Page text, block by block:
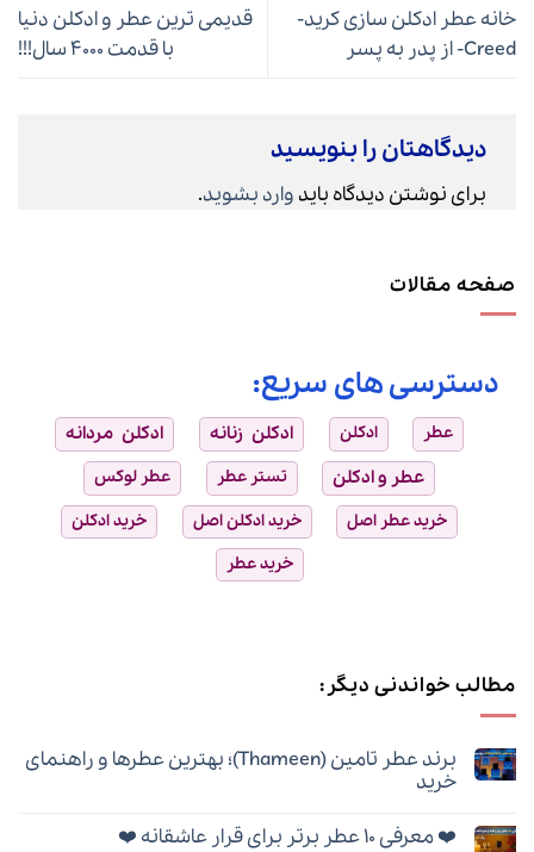
خانه عطر ادکلن سازی کرید-
Creed- از پدر به پسر
قدیمی ترین عطر و ادکلن دنیا
با قدمت 4000 سال!!!
دیدگاهتان را بنویسید
برای نوشتن دیدگاه باید وارد بشوید.
صفحه مقالات
دسترسی های سریع:
عطر ادکلن ادکلن زنانه
ادکلن مردانه
عطر و ادکلن
تستر عطر
عطر لوکس
خرید عطر اصل
خرید ادکلن اصل
خرید ادکلن
خرید عطر
مطالب خواندنی دیگر:
برند عطر تامین (Thameen)؛ بهترین عطرها و راهنمای
خرید
برای
ثبت
❤️ معرفی ۱۰ عطر برتر برای قرار عاشقانه ❤️